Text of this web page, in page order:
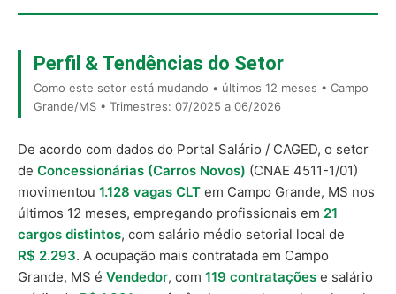
Perfil & Tendências do Setor
Como este setor está mudando • últimos 12 meses • Campo
Grande/MS • Trimestres: 07/2025 a 06/2026
De acordo com dados do Portal Salário / CAGED, o setor
de Concessionárias (Carros Novos) (CNAE 4511-1/01)
movimentou 1.128 vagas CLT em Campo Grande, MS nos
últimos 12 meses, empregando profissionais em 21
cargos distintos, com salário médio setorial local de
R$ 2.293. A ocupação mais contratada em Campo
Grande, MS é Vendedor, com 119 contratações e salário